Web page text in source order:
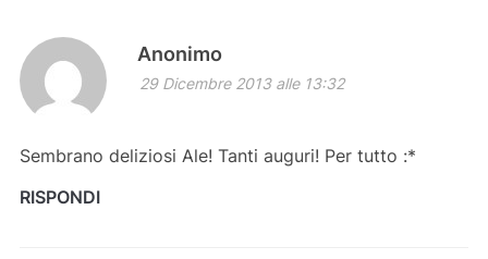
Anonimo
29 Dicembre 2013 alle 13:32
Sembrano deliziosi Ale! Tanti auguri! Per tutto :*
RISPONDI